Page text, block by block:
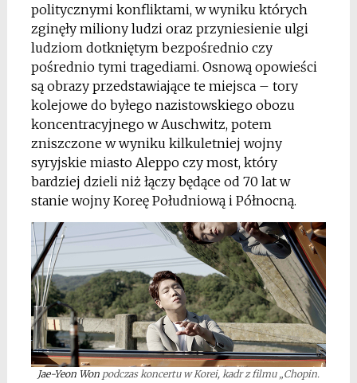
politycznymi konfliktami, w wyniku których
zginęły miliony ludzi oraz przyniesienie ulgi
ludziom dotkniętym bezpośrednio czy
pośrednio tymi tragediami. Osnową opowieści
są obrazy przedstawiające te miejsca – tory
kolejowe do byłego nazistowskiego obozu
koncentracyjnego w Auschwitz, potem
zniszczone w wyniku kilkuletniej wojny
syryjskie miasto Aleppo czy most, który
bardziej dzieli niż łączy będące od 70 lat w
stanie wojny Koreę Południową i Północną.
Jae-Yeon Won podczas koncertu w Korei, kadr z filmu „Chopin.